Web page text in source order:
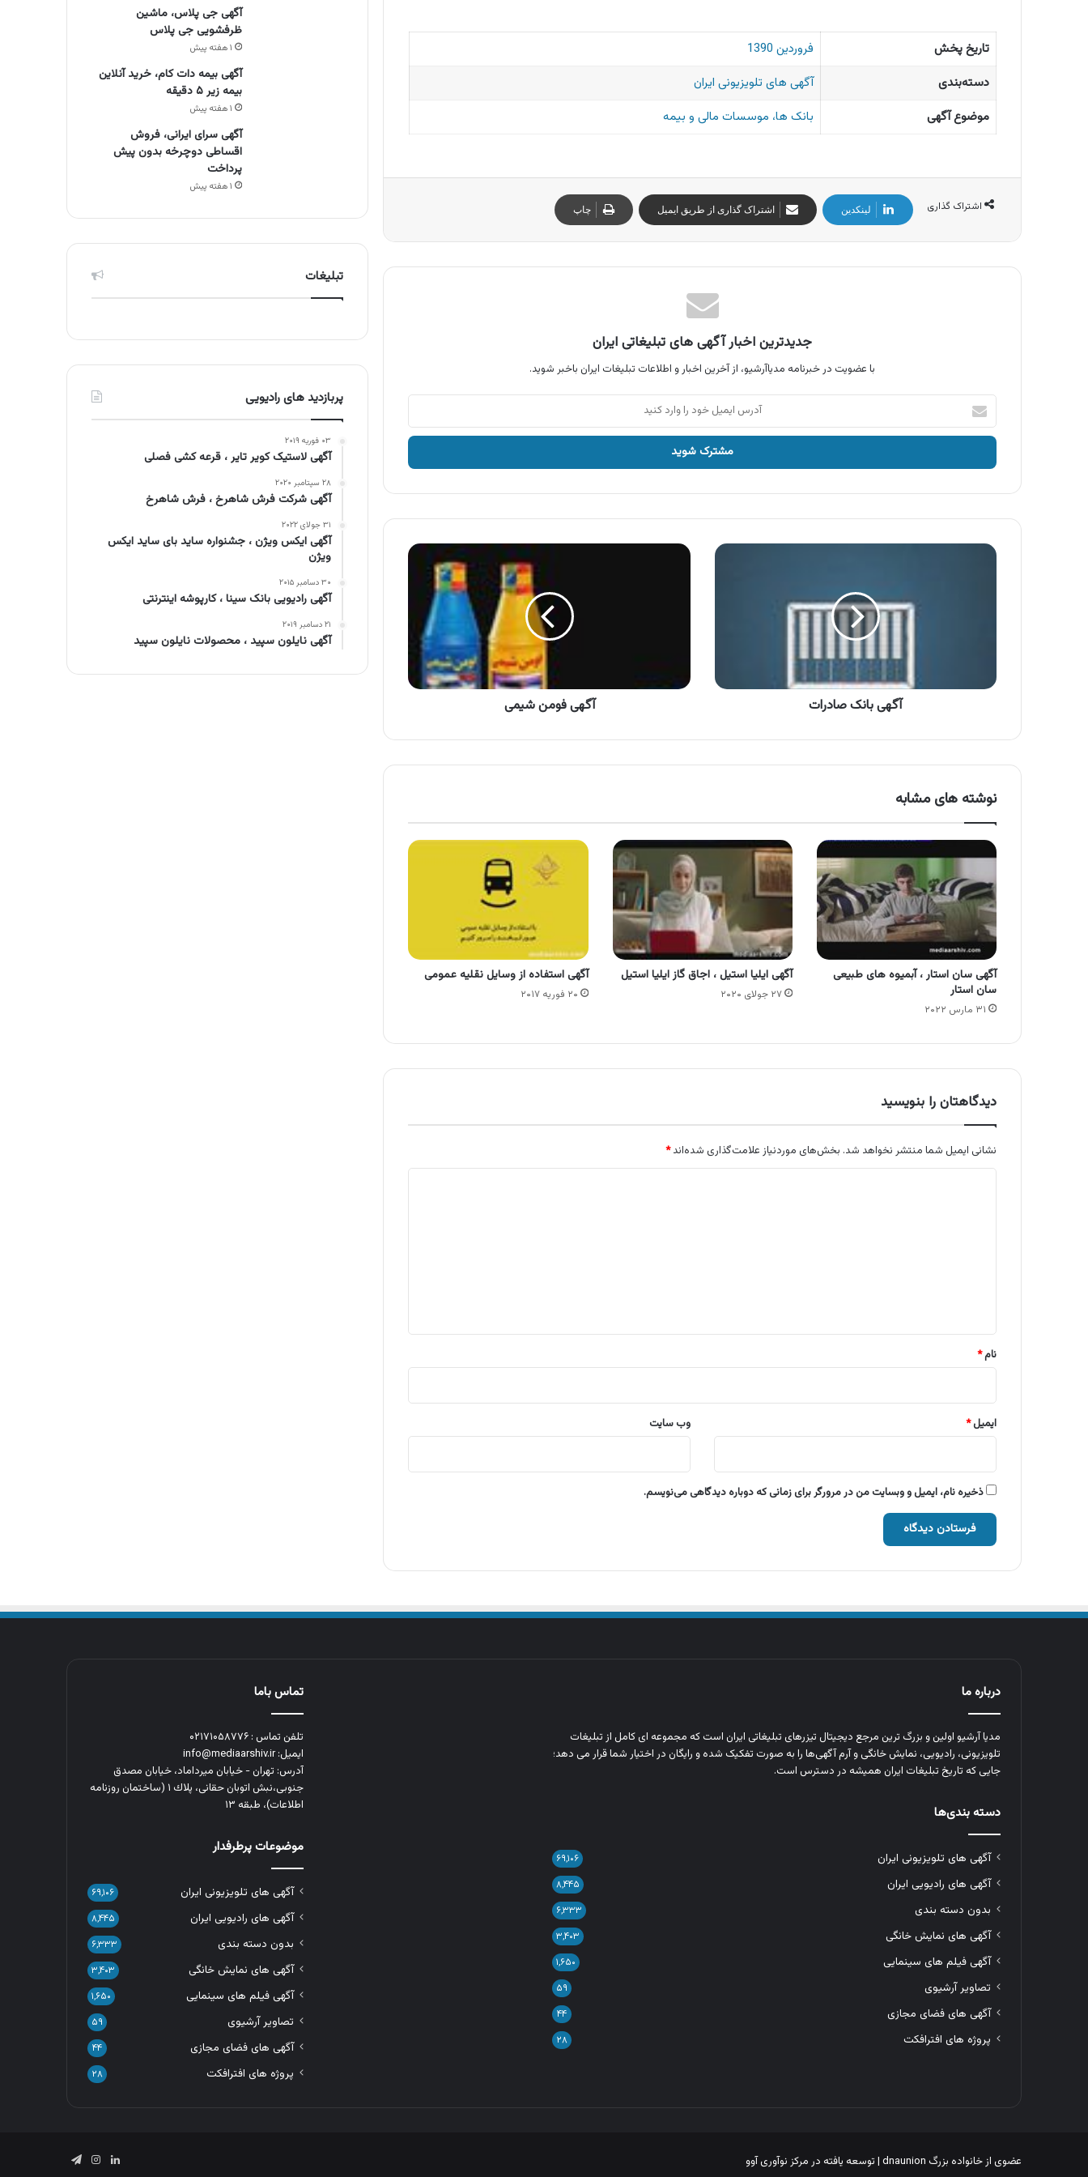
تاریخ پخش
فروردین 1390
دسته‌بندی
آگهی های تلویزیونی ایران
موضوع آگهی
بانک ها، موسسات مالی و بیمه
اشتراک گذاری لینکدین اشتراک گذاری از طریق ایمیل چاپ
جدیدترین اخبار آگهی های تبلیغاتی ایران
با عضویت در خبرنامه مدیاآرشیو، از آخرین اخبار و اطلاعات تبلیغات ایران باخبر شوید.
آدرس
ایمیل
خود
وارد
آگهی
آگهی بانک صادرات
آگهی
آگهی فومن شیمی
نوشته های مشابه
آگهی سان استار ، آبمیوه های طبیعی
سان استار
۳۱ مارس ۲۰۲۲
آگهی ایلیا استیل ، اجاق گاز ایلیا استیل
۲۷ جولای ۲۰۲۰
آگهی استفاده از وسایل نقلیه عمومی
۲۰ فوریه ۲۰۱۷
دیدگاهتان را بنویسید
نشانی ایمیل شما منتشر نخواهد شد. بخش‌های موردنیاز علامت‌گذاری شده‌اند*
نام*
ایمیل* وب‌ سایت
ذخیره نام، ایمیل و وبسایت من در مرورگر برای زمانی که دوباره دیدگاهی می‌نویسم.
آگهی جی پلاس، ماشین
ظرفشویی جی پلاس
۱ هفته پیش
آگهی بیمه دات کام، خرید آنلاین
بیمه زیر ۵ دقیقه
۱ هفته پیش
آگهی سرای ایرانی، فروش
اقساطی دوچرخه بدون پیش
پرداخت
۱ هفته پیش
تبلیغات
پربازدید های رادیویی
۰۳ فوریه ۲۰۱۹
آگهی لاستیک کویر تایر ، قرعه کشی فصلی
۲۸ سپتامبر ۲۰۲۰
آگهی شرکت فرش شاهرخ ، فرش شاهرخ
۳۱ جولای ۲۰۲۲
آگهی ایکس ویژن ، جشنواره ساید بای ساید ایکس
ویژن
۳۰ دسامبر ۲۰۱۵
آگهی رادیویی بانک سینا ، کارپوشه اینترنتی
۲۱ دسامبر ۲۰۱۹
آگهی نایلون سپید ، محصولات نایلون سپید
درباره ما
مدیا آرشیو اولین و بزرگ‌ ترین مرجع دیجیتال تیزرهای تبلیغاتی ایران است که مجموعه‌ ای کامل از تبلیغات
تلویزیونی، رادیویی، نمایش خانگی و آرم‌ آگهی‌ها را به‌ صورت تفکیک‌ شده و رایگان در اختیار شما قرار می‌ دهد؛
جایی که تاریخ تبلیغات ایران همیشه در دسترس است.
دسته بندی‌ها
آگهی های تلویزیونی ایران ۶۹,۱۰۶
آگهی های رادیویی ایران ۸,۴۴۵
بدون دسته بندی ۶,۳۳۳
آگهی های نمایش خانگی ۳,۴۰۳
آگهی فیلم های سینمایی ۱,۶۵۰
تصاویر آرشیوی ۵۹
آگهی های فضای مجازی ۴۴
پروژه های افترافکت ۲۸
تماس باما
تلفن تماس : ۰۲۱۷۱۰۵۸۷۷۶
ایمیل: info@mediaarshiv.ir
آدرس: تهران - خیابان میرداماد، خیابان مصدق
جنوبی،نبش اتوبان حقانی، پلاك ١ (ساختمان روزنامه
اطلاعات)، طبقه ۱۳
موضوعات پرطرفدار
آگهی های تلویزیونی ایران ۶۹,۱۰۶
آگهی های رادیویی ایران ۸,۴۴۵
بدون دسته بندی ۶,۳۳۳
آگهی های نمایش خانگی ۳,۴۰۳
آگهی فیلم های سینمایی ۱,۶۵۰
تصاویر آرشیوی ۵۹
آگهی های فضای مجازی ۴۴
پروژه های افترافکت ۲۸
عضوی از خانواده بزرگ dnaunion | توسعه یافته در مرکز نوآوری آوو لینکدیناینستاگرام
تلگرام